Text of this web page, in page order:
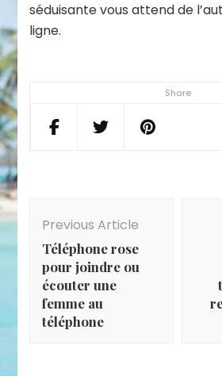
Share
séduisante vous attend de
ligne.
Navigation
Previous Article
Téléphone rose
pour joindre ou
écouter une
femme au
téléphone